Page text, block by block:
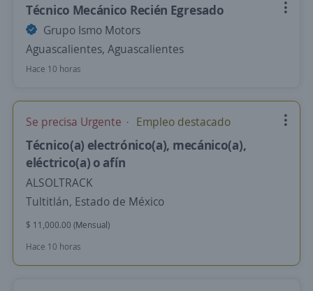
Técnico Mecánico Recién Egresado
Grupo Ismo Motors
Aguascalientes, Aguascalientes
Hace 10 horas
Se precisa Urgente Empleo destacado
Técnico(a) electrónico(a), mecánico(a),
eléctrico(a) o afín
ALSOLTRACK
Tultitlán, Estado de México
$ 11,000.00 (Mensual)
Hace 10 horas